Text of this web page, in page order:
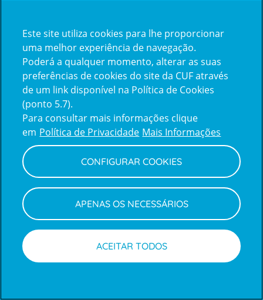
Inicie sessão com a Apple
Centro de Apoio ao Cliente | Política de Privacidade e Cookies
Este site utiliza cookies para lhe proporcionar
uma melhor experiência de navegação.
Poderá a qualquer momento, alterar as suas
preferências de cookies do site da CUF através
de um link disponível na Política de Cookies
(ponto 5.7).
Para consultar mais informações clique
em Política de Privacidade Mais Informações
CONFIGURAR COOKIES
APENAS OS NECESSÁRIOS
ACEITAR TODOS